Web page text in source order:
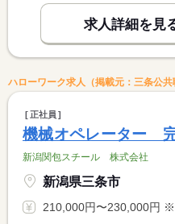
求人詳細を見
ハローワーク求人（掲載元：三条公共
正社員
機械オペレーター
新潟関包スチール 株式会社
新潟県三条市
210,000円〜230,000円 ※フルタイム求人の場合は月額